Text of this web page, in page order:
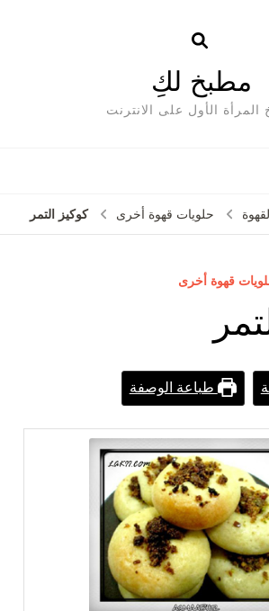
مطبخ لكِ
المرأة الأول على الانترنت
حلويات قهوة أخرى كوكيز التمر
قهوة أخرى
طباعة الوصفة